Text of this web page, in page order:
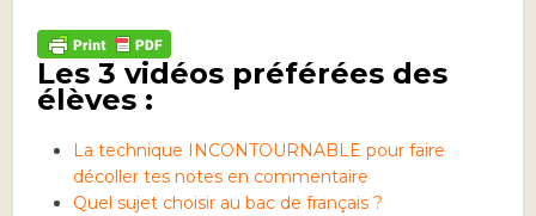
Les 3 vidéos préférées des
élèves :
La technique INCONTOURNABLE pour faire
décoller tes notes en commentaire
Quel sujet choisir au bac de français ?